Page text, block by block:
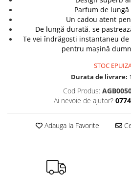
Parfum de
Un cadou atent
De lungă durată, se
Te vei îndrăgosti instantaneu
pentru mașină
STOC
Durata de livrare:
Cod Produs:
Ai nevoie de ajutor?
Adauga la Favorite